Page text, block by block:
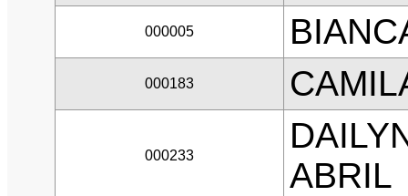
000005
000183
000233
ABRIL